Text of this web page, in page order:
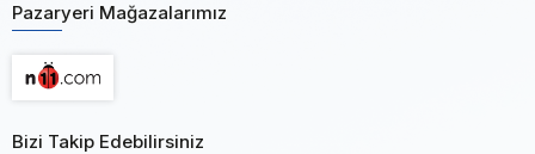
Pazaryeri Mağazalarımız
Bizi Takip Edebilirsiniz